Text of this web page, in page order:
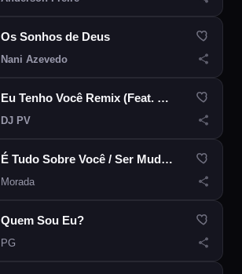
Os Sonhos de Deus
Nani Azevedo
Eu Tenho Você Remix (Feat. Marcelo Markes & Isadora Pompeo)
DJ PV
É Tudo Sobre Você / Ser Mudado
Morada
Quem Sou Eu?
PG